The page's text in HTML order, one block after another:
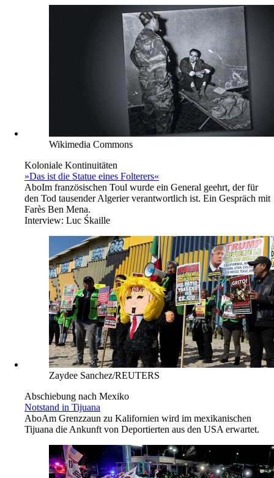
Wikimedia Commons
Koloniale Kontinuitäten
»Das ist die Statue eines Folterers«
AboIm französischen Toul wurde ein General geehrt, der für
den Tod tausender Algerier verantwortlich ist. Ein Gespräch mit
Farès Ben Mena.
Interview: Luc Śkaille
Zaydee Sanchez/REUTERS
Abschiebung nach Mexiko
Notstand in Tijuana
AboAm Grenzzaun zu Kalifornien wird im mexikanischen
Tijuana die Ankunft von Deportierten aus den USA erwartet.